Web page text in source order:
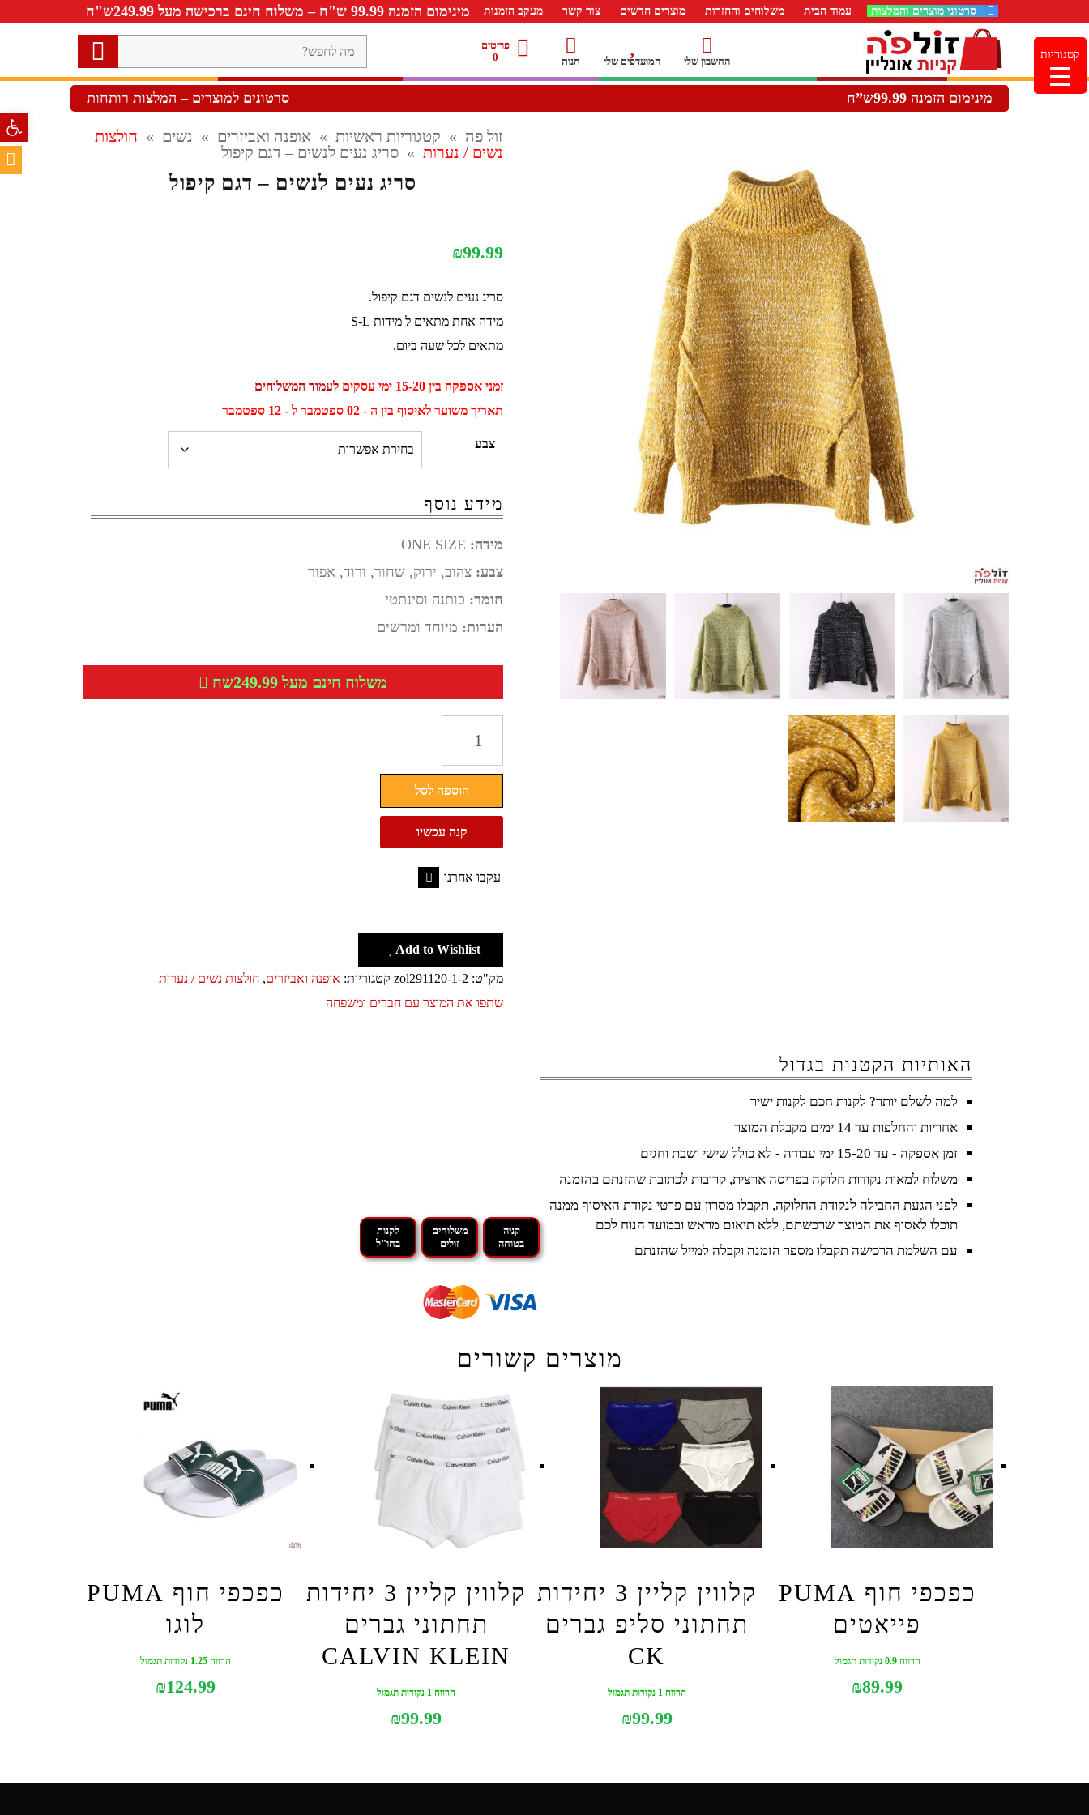
סרטוני מוצרים והמלצות עמוד הבית משלוחים והחזרות מוצרים חדשים צור קשר מעקב הזמנות מינימום הזמנה 99.99 ש"ח – משלוח חינם ברכישה מעל 249.99ש"ח
החשבון שלי המועדפים שלי חנות
פריטים
0
לחפש?
מינימום הזמנה 99.99ש”ח סרטונים למוצרים – המלצות רותחות
זול פה » קטגוריות ראשיות » אופנה ואביזרים » נשים » חולצות
נשים / נערות » סריג נעים לנשים – דגם קיפול
סריג נעים לנשים – דגם קיפול
₪99.99
סריג נעים לנשים דגם קיפול.
מידה אחת מתאים ל מידות S-L
מתאים לכל שעה ביום.
זמני אספקה בין 15-20 ימי עסקים
לעמוד המשלוחים
תאריך משוער לאיסוף בין ה - 02 ספטמבר ל - 12 ספטמבר
צבע
מידע נוסף
מידה: ONE SIZE
צבע: צהוב, ירוק, שחור, ורוד, אפור
חומר: כותנה וסינתטי
הערות: מיוחד ומרשים
משלוח חינם מעל 249.99שח
סריג
-
דגם
הוספה לסל
קנה עכשיו
עקבו אחרנו
Add to Wishlist
מק"ט: zol291120-1-2 קטגוריות: אופנה ואביזרים, חולצות נשים / נערות
שתפו את המוצר עם חברים ומשפחה
האותיות הקטנות בגדול
למה לשלם יותר? לקנות חכם לקנות ישיר
אחריות והחלפות עד 14 ימים מקבלת המוצר
זמן אספקה - עד 15-20 ימי עבודה - לא כולל שישי ושבת וחגים
משלוח למאות נקודות חלוקה בפריסה ארצית, קרובות לכתובת שהזנתם בהזמנה
לפני הגעת החבילה לנקודת החלוקה, תקבלו מסרון עם פרטי נקודת האיסוף ממנה
תוכלו לאסוף את המוצר שרכשתם, ללא תיאום מראש ובמועד הנוח לכם
עם השלמת הרכישה תקבלו מספר הזמנה וקבלה למייל שהזנתם
קניה
בטוחה
משלוחים
זולים
לקנות
בחו"ל
מוצרים קשורים
כפכפי חוף PUMA
פייאטים
הרווח 0.9 נקודות תגמול
₪89.99
קלווין קליין 3 יחידות
תחתוני סליפ גברים
CK
הרווח 1 נקודות תגמול
₪99.99
קלווין קליין 3 יחידות
תחתוני גברים
CALVIN KLEIN
הרווח 1 נקודות תגמול
₪99.99
כפכפי חוף PUMA
לוגו
הרווח 1.25 נקודות תגמול
₪124.99
קטגוריות
פתח